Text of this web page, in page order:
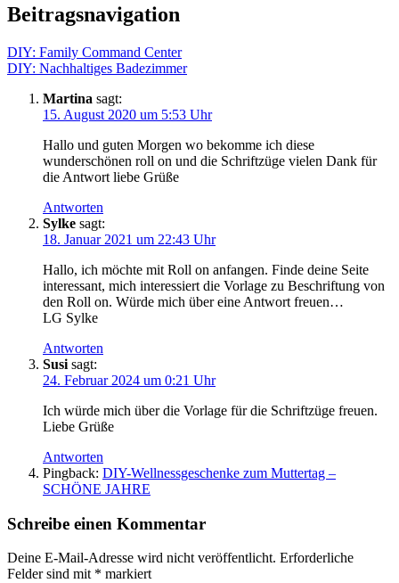
Beitragsnavigation
DIY: Family Command Center
DIY: Nachhaltiges Badezimmer
Martina sagt:
15. August 2020 um 5:53 Uhr
Hallo und guten Morgen wo bekomme ich diese
wunderschönen roll on und die Schriftzüge vielen Dank für
die Antwort liebe Grüße
Antworten
Sylke sagt:
18. Januar 2021 um 22:43 Uhr
Hallo, ich möchte mit Roll on anfangen. Finde deine Seite
interessant, mich interessiert die Vorlage zu Beschriftung von
den Roll on. Würde mich über eine Antwort freuen…
LG Sylke
Antworten
Susi sagt:
24. Februar 2024 um 0:21 Uhr
Ich würde mich über die Vorlage für die Schriftzüge freuen.
Liebe Grüße
Antworten
Pingback: DIY-Wellnessgeschenke zum Muttertag –
SCHÖNE JAHRE
Schreibe einen Kommentar
Deine E-Mail-Adresse wird nicht veröffentlicht. Erforderliche
Felder sind mit * markiert